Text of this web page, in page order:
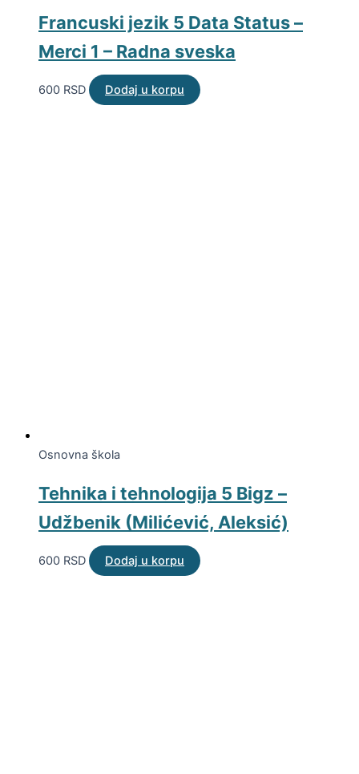
Francuski jezik 5 Data Status –
Merci 1 – Radna sveska
600 RSD Dodaj u korpu
Osnovna škola
Tehnika i tehnologija 5 Bigz –
Udžbenik (Milićević, Aleksić)
600 RSD Dodaj u korpu